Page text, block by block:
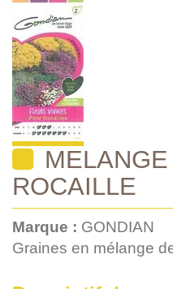
ROCAILLE
Marque : GONDIAN
Graines en mélange